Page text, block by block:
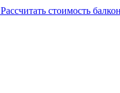
Рассчитать стоимость